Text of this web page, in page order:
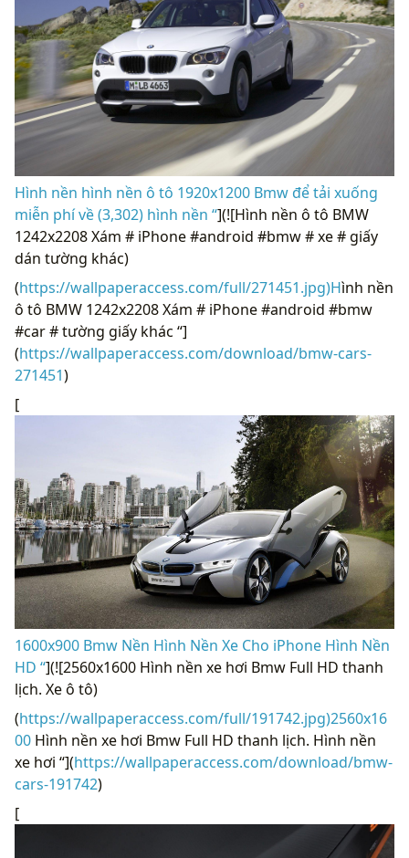
Hình nền hình nền ô tô 1920x1200 Bmw để tải xuống
miễn phí về (3,302) hình nền “](![Hình nền ô tô BMW
1242x2208 Xám # iPhone #android #bmw # xe # giấy
dán tường khác)
(https://wallpaperaccess.com/full/271451.jpg)Hình nền
ô tô BMW 1242x2208 Xám # iPhone #android #bmw
#car # tường giấy khác “]
(https://wallpaperaccess.com/download/bmw-cars-
271451)
[
1600x900 Bmw Nền Hình Nền Xe Cho iPhone Hình Nền
HD “](![2560x1600 Hình nền xe hơi Bmw Full HD thanh
lịch. Xe ô tô)
(https://wallpaperaccess.com/full/191742.jpg)2560x16
00 Hình nền xe hơi Bmw Full HD thanh lịch. Hình nền
xe hơi “](https://wallpaperaccess.com/download/bmw-
cars-191742)
[